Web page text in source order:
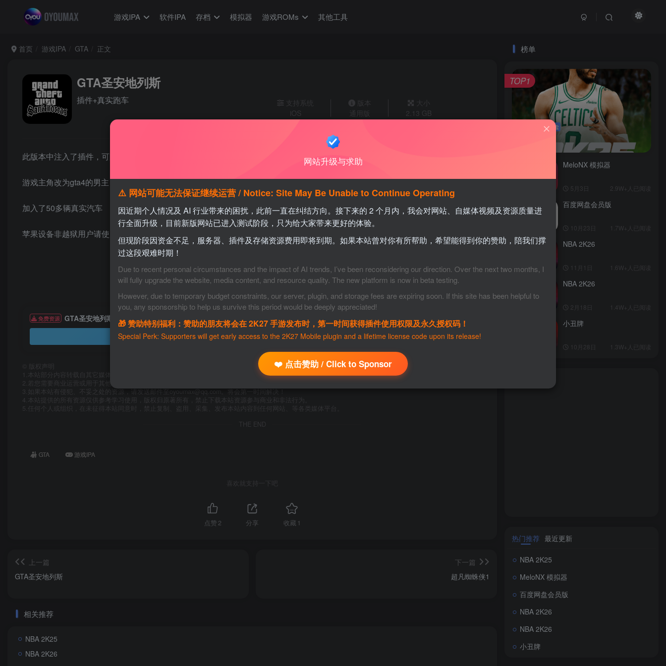
游戏IPA 软件IPA 存档 模拟器 游戏ROMs 其他工具
首页 游戏IPA GTA 正文
GTA圣安地列斯
插件+真实跑车
支持系统
iOS
版本
通用版
大小
2.13 GB
此版本中注入了插件，可随时更换任意汽车
游戏主角改为gta4的男主
加入了50多辆真实汽车
苹果设备非越狱用户请使用sideloadly或是自签证书安装
免费资源 GTA圣安地列斯
资源下载
版权声明
1.本站部分内容转载自其它媒体，但并不代表本站赞同其观点和对其真实性负责。
2.若您需要商业运营或用于其他商业活动，请您购买正版授权并合法使用。
3.如果本站有侵犯、不妥之处的资源，请发送邮件至oyoumax@qq.com。将会第一时间解决！
4.本站提供的所有资源仅供参考学习使用，版权归原著所有，禁止下载本站资源参与商业和非法行为。
5.任何个人或组织，在未征得本站同意时，禁止复制、盗用、采集、发布本站内容到任何网站、等各类媒体平台。
THE END
GTA 游戏IPA
喜欢就支持一下吧
点赞2 分享 收藏 1
上一篇
GTA圣安地列斯
下一篇
超凡蜘蛛侠1
相关推荐
NBA 2K25
NBA 2K26
榜单
4.5W+人已阅读
TOP1
MeloNX 模拟器
5月3日 2.9W+人已阅读
百度网盘会员版
10月23日 1.7W+人已阅读
TOP3
NBA 2K26
11月1日 1.6W+人已阅读
TOP4
NBA 2K26
2月18日 1.4W+人已阅读
小丑牌
10月28日 1.3W+人已阅读
热门推荐 最近更新
NBA 2K25
MeloNX 模拟器
百度网盘会员版
NBA 2K26
NBA 2K26
小丑牌
网站升级与求助
⚠️ 网站可能无法保证继续运营 / Notice: Site May Be Unable to Continue Operating
因近期个人情况及 AI 行业带来的困扰，此前一直在纠结方向。接下来的 2 个月内，我会对网站、自媒体视频及资源质量进
行全面升级，目前新版网站已进入测试阶段，只为给大家带来更好的体验。
但现阶段因资金不足，服务器、插件及存储资源费用即将到期。如果本站曾对你有所帮助，希望能得到你的赞助，陪我们撑
过这段艰难时期！
Due to recent personal circumstances and the impact of AI trends, I’ve been reconsidering our direction. Over the next two months, I
will fully upgrade the website, media content, and resource quality. The new platform is now in beta testing.
However, due to temporary budget constraints, our server, plugin, and storage fees are expiring soon. If this site has been helpful to
you, any sponsorship to help us survive this period would be deeply appreciated!
🎁 赞助特别福利：赞助的朋友将会在 2K27 手游发布时，第一时间获得插件使用权限及永久授权码！
Special Perk: Supporters will get early access to the 2K27 Mobile plugin and a lifetime license code upon its release!
❤️ 点击赞助 / Click to Sponsor